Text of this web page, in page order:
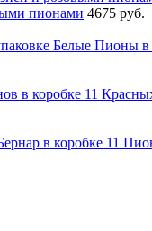
пионами 4675 руб.
Белые Пионы в
11
11